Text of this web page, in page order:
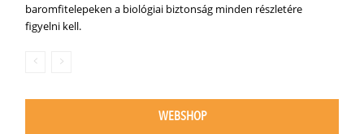
baromfitelepeken a biológiai biztonság minden részletére
figyelni kell.
WEBSHOP